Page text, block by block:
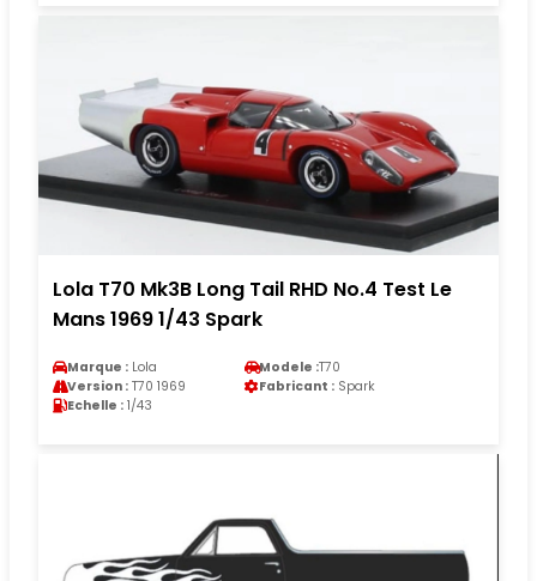
Lola T70 Mk3B Long Tail RHD No.4 Test Le
Mans 1969 1/43 Spark
Marque : Lola Modele :T70
Version : T70 1969 Fabricant : Spark
Echelle : 1/43